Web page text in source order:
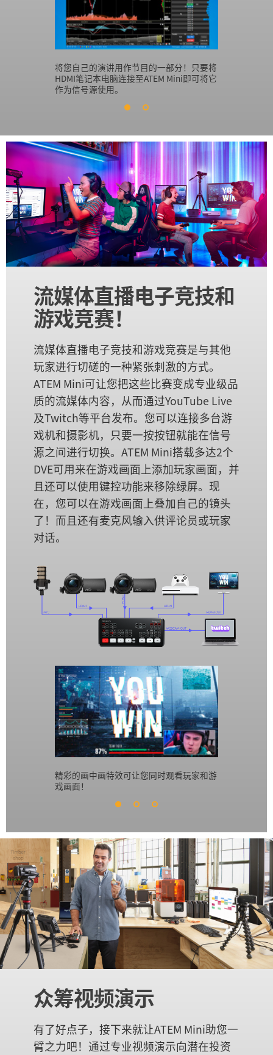
将您自己的演讲用作节目的一部分！只要将
HDMI笔记本电脑连接至ATEM Mini即可将它
作为信号源使用。
流媒体直播电子竞技和
游戏竞赛！
流媒体直播电子竞技和游戏竞赛是与其他
玩家进行切磋的一种紧张刺激的方式。
ATEM Mini可让您把这些比赛变成专业级品
质的流媒体内容，从而通过YouTube Live
及Twitch等平台发布。您可以连接多台游
戏机和摄影机，只要一按按钮就能在信号
源之间进行切换。ATEM Mini搭载多达2个
DVE可用来在游戏画面上添加玩家画面，并
且还可以使用键控功能来移除绿屏。现
在，您可以在游戏画面上叠加自己的镜头
了！而且还有麦克风输入供评论员或玩家
对话。
精彩的画中画特效可让您同时观看玩家和游
戏画面！
众筹视频演示
有了好点子，接下来就让ATEM Mini助您一
臂之力吧！通过专业视频演示向潜在投资